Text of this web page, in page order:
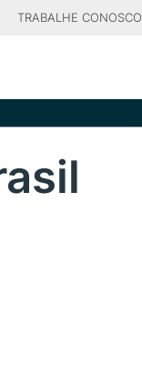
TRABALHE CONOSCO